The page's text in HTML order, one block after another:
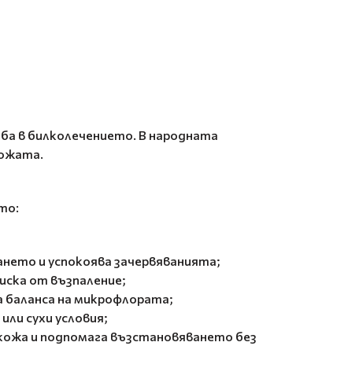
в билколечението. В народната
и успокоява зачервяванията;
от възпаление;
баланса на микрофлората;
сухи условия;
и подпомага възстановяването без